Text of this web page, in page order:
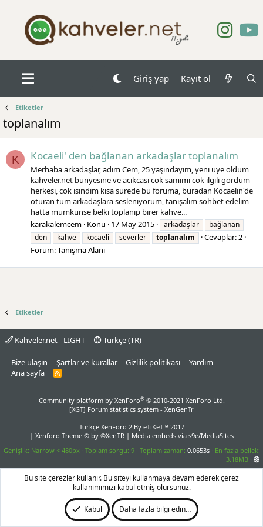
Giriş yap Kayıt ol
Etiketler
toplanalım
K Kocaeli' den bağlanan arkadaşlar toplanalım
Merhaba arkadaşlar, adım Cem, 25 yaşındayım, yenı uye oldum
kahveler.net bunyesıne ve acıkcası cok samımı cok ılgılı gordum
herkesı, cok ısındım kısa surede bu foruma, buradan Kocaelin'de
oturan tüm arkadaşlara seslenıyorum, tanışalım sohbet edelım
hatta mumkunse belkı toplanıp bırer kahve...
karakalemcem Konu 17 May 2015 arkadaşlar
bağlanan
den
kahve kocaeli severler toplanalım
Cevaplar: 2
Forum:Tanışma Alanı
Etiketler
Kahveler.net - LIGHT Türkçe (TR)
Bize ulaşın Şartlar ve kurallar Gizlilik politikası
Yardım
Ana sayfa
R
Community platform by XenForo® © 2010-2021 XenForo Ltd.
[XGT] Forum statistics system - XenGenTr
Türkçe XenForo 2By eTiKeT™ 2017
| Xenforo Theme© by ©XenTR| Media embeds via s9e/MediaSites
Genişlik
Toplam sorgu 9 Toplam zaman 0.0653s
En fazla bellek
3.18MB
Bu site çerezler kullanır. Bu siteyi kullanmaya devam ederek çerez
kullanımımızı kabul etmiş olursunuz.
Kabul Daha fazla bilgi edin…